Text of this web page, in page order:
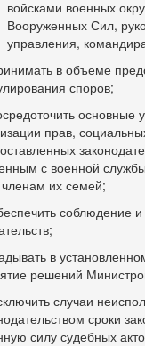
войсками военных
Вооруженных Сил,
управления,
в объеме
споров;
основные
прав,
с военной
их семей;
соблюдение и
в
решений
случаи
сроки
силу судебных